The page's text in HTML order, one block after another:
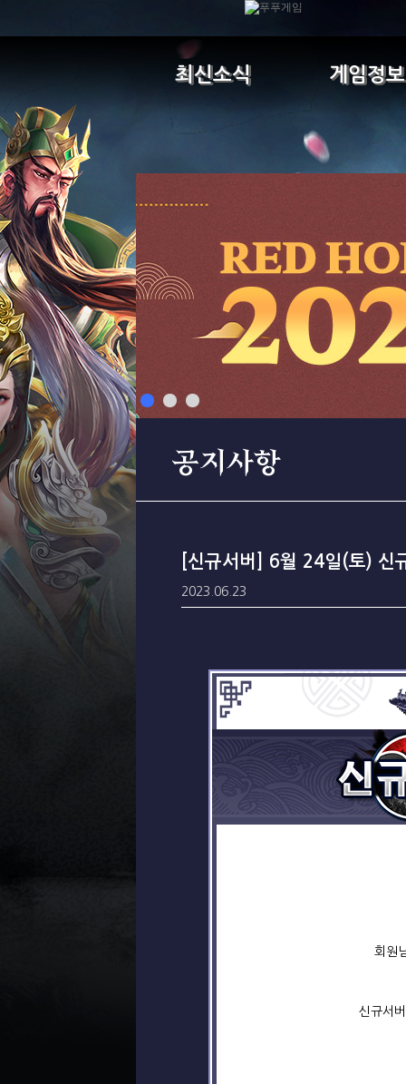
최신소식 게임정보
공지사항
[신규서버] 6월 24일(토) 신
2023.06.23
회원
신규서